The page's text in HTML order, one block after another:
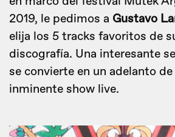
2019, le pedimos a Gustavo
elija los 5 tracks favoritos de
discografía. Una interesante
se convierte en un adelanto de
inminente show live.